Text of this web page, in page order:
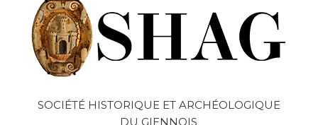
SOCIÉTÉ HISTORIQUE ET ARCHÉOLOGIQUE
DU GIENNOIS